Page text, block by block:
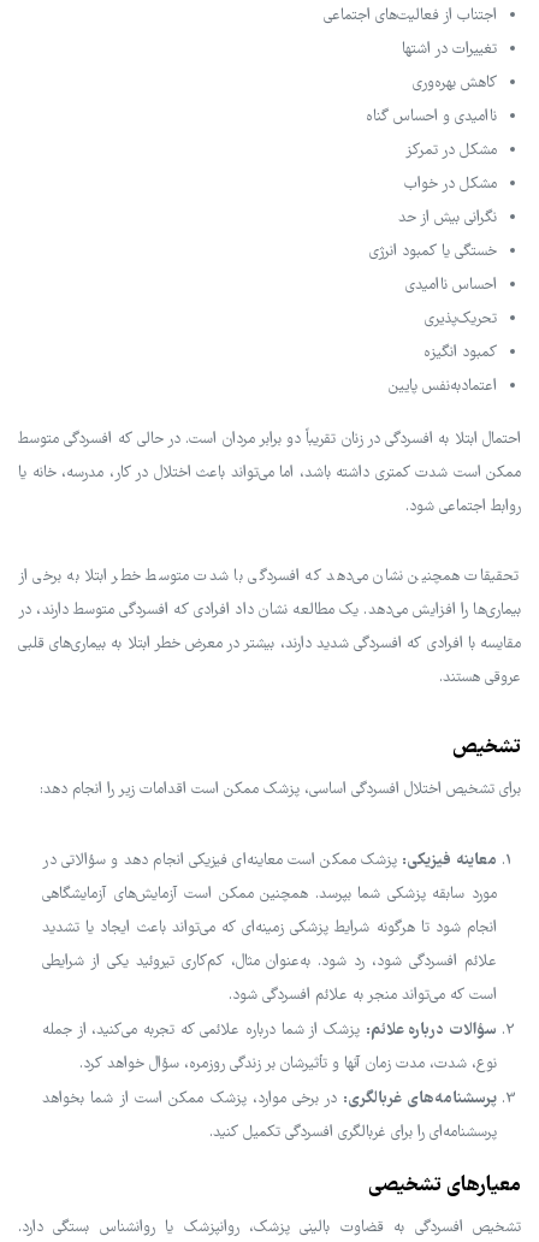
اجتناب از فعالیت‌های اجتماعی
تغییرات در اشتها
کاهش بهره‌وری
ناامیدی و احساس گناه
مشکل در تمرکز
مشکل در خواب
نگرانی بیش از حد
خستگی یا کمبود انرژی
احساس ناامیدی
تحریک‌پذیری
کمبود انگیزه
اعتمادبه‌نفس پایین
احتمال ابتلا به افسردگی در زنان تقریباً دو برابر مردان است. در حالی که افسردگی متوسط
ممکن است شدت کمتری داشته باشد، اما می‌تواند باعث اختلال در کار، مدرسه، خانه یا
روابط اجتماعی شود.
تحقیقات همچنین نشان می‌دهد که افسردگی با شدت متوسط خطر ابتلا به برخی از
بیماری‌ها را افزایش می‌دهد. یک مطالعه نشان داد افرادی که افسردگی متوسط دارند، در
مقایسه با افرادی که افسردگی شدید دارند، بیشتر در معرض خطر ابتلا به بیماری‌های قلبی
عروقی هستند.
تشخیص
برای تشخیص اختلال افسردگی اساسی، پزشک ممکن است اقدامات زیر را انجام دهد:
معاینه فیزیکی: پزشک ممکن است معاینه‌ای فیزیکی انجام دهد و سؤالاتی در
مورد سابقه پزشکی شما بپرسد. همچنین ممکن است آزمایش‌های آزمایشگاهی
انجام شود تا هرگونه شرایط پزشکی زمینه‌ای که می‌تواند باعث ایجاد یا تشدید
علائم افسردگی شود، رد شود. به‌عنوان مثال، کم‌کاری تیروئید یکی از شرایطی
است که می‌تواند منجر به علائم افسردگی شود.
سؤالات درباره علائم: پزشک از شما درباره علائمی که تجربه می‌کنید، از جمله
نوع، شدت، مدت زمان آنها و تأثیرشان بر زندگی روزمره، سؤال خواهد کرد.
پرسشنامه‌های غربالگری: در برخی موارد، پزشک ممکن است از شما بخواهد
پرسشنامه‌ای را برای غربالگری افسردگی تکمیل کنید.
معیارهای تشخیصی
تشخیص افسردگی به قضاوت بالینی پزشک، روانپزشک یا روانشناس بستگی دارد.